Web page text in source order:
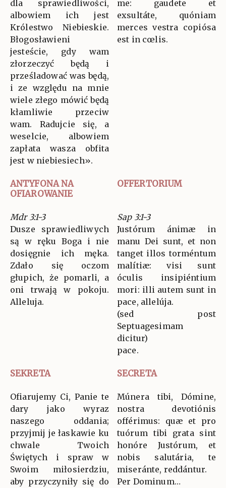
dla sprawiedliwości,
albowiem ich jest
Królestwo Niebieskie.
Błogosławieni
jesteście, gdy wam
złorzeczyć będą i
prześladować was będą,
i ze względu na mnie
wiele złego mówić będą
kłamliwie przeciw
wam. Radujcie się, a
weselcie, albowiem
zapłata wasza obfita
jest w niebiesiech».
me: gaudete et
exsultáte, quóniam
merces vestra copiósa
est in cœlis.
ANTYFONA NA
OFIAROWANIE
OFFERTORIUM
Mdr 3:1-3
Dusze sprawiedliwych
są w ręku Boga i nie
dosięgnie ich męka.
Zdało się oczom
głupich, że pomarli, a
oni trwają w pokoju.
Alleluja.
Sap 3:1-3
Justórum ánimæ in
manu Dei sunt, et non
tanget illos torméntum
malítiæ: visi sunt
óculis insipiéntium
mori: illi autem sunt in
pace, allelúja.
(sed post
Septuagesimam
dicitur)
pace.
SEKRETA SECRETA
Ofiarujemy Ci, Panie te
dary jako wyraz
naszego oddania;
przyjmij je łaskawie ku
chwale Twoich
Świętych i spraw w
Swoim miłosierdziu,
aby przyczyniły się do
Múnera tibi, Dómine,
nostra devotiónis
offérimus: quæ et pro
tuórum tibi grata sint
honóre Justórum, et
nobis salutária, te
miseránte, reddántur.
Per Dominum…